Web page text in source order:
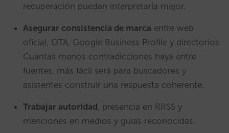
recuperación puedan interpretarla mejor.
Asegurar consistencia de marca entre web
oficial, OTA, Google Business Profile y directorios.
Cuantas menos contradicciones haya entre
fuentes, más fácil será para buscadores y
asistentes construir una respuesta coherente.
Trabajar autoridad , presencia en RRSS y
menciones en medios y guías reconocidas.